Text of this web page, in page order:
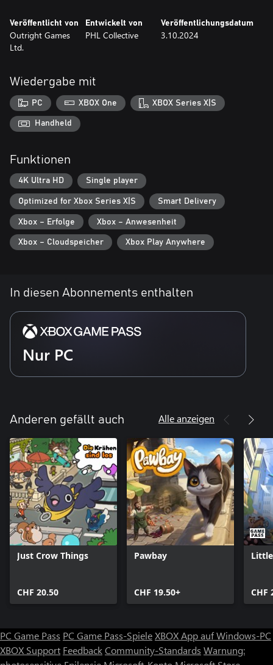
Veröffentlicht von
Outright Games
Ltd.
Entwickelt von
PHL Collective
Veröffentlichungsdatum
3.10.2024
Wiedergabe mit
PC XBOX One XBOX Series X|S
Handheld
Funktionen
4K Ultra HD Single player
Optimized for Xbox Series X|S Smart Delivery
Xbox – Erfolge Xbox – Anwesenheit
Xbox – Cloudspeicher Xbox Play Anywhere
In diesen Abonnements enthalten
Nur PC
Anderen gefällt auch Alle anzeigen
Just Crow Things
CHF 20.50
Pawbay
CHF 19.50+ CHF
PC Game Pass PC Game Pass-SpieleXBOX App auf Windows-PC
XBOX Support FeedbackCommunity-Standards Warnung: